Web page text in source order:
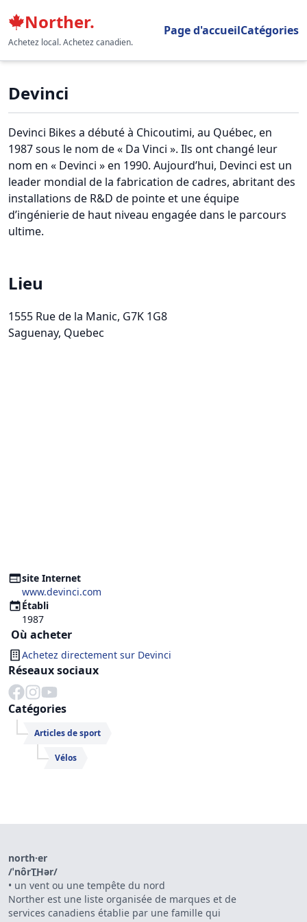
Norther.
Achetez local. Achetez canadien.
Page d'accueilCatégories
Devinci
Devinci Bikes a débuté à Chicoutimi, au Québec, en
1987 sous le nom de « Da Vinci ». Ils ont changé leur
nom en « Devinci » en 1990. Aujourd’hui, Devinci est un
leader mondial de la fabrication de cadres, abritant des
installations de R&D de pointe et une équipe
d’ingénierie de haut niveau engagée dans le parcours
ultime.
Lieu
1555 Rue de la Manic, G7K 1G8
Saguenay, Quebec
site Internet
www.devinci.com
Établi
1987
Où acheter
Achetez directement sur Devinci
Réseaux sociaux
Catégories
Articles de sport
Vélos
north·er
/ˈnôrT͟Hər/
• un vent ou une tempête du nord
Norther est une liste organisée de marques et de
services canadiens établie par une famille qui